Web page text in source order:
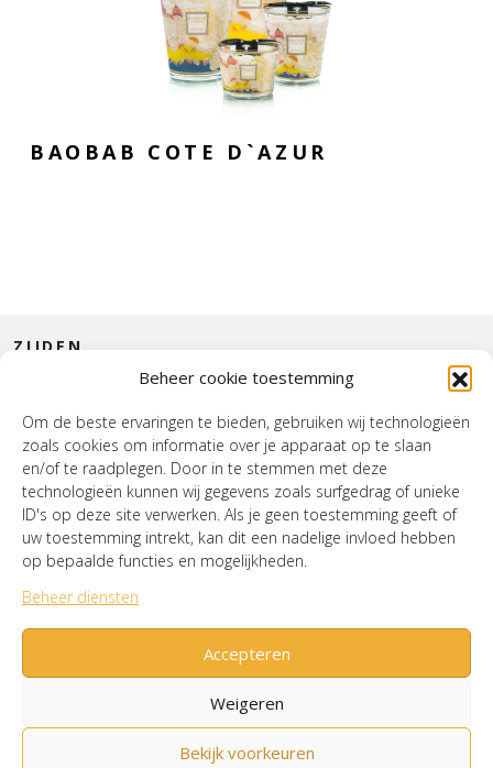
Beheer cookie toestemming
Om de beste ervaringen te bieden, gebruiken wij technologieën
zoals cookies om informatie over je apparaat op te slaan
en/of te raadplegen. Door in te stemmen met deze
technologieën kunnen wij gegevens zoals surfgedrag of unieke
ID's op deze site verwerken. Als je geen toestemming geeft of
uw toestemming intrekt, kan dit een nadelige invloed hebben
op bepaalde functies en mogelijkheden.
Beheer diensten
Accepteren
Weigeren
Bekijk voorkeuren
BAOBAB COTE D`AZUR
HOUSE OF WURPEL
OPENINGSTIJDEN
ZIJDEN
INTERIEUR
Verzenden & RetournerenCookiebeleid (EU)
Mijn account
© House of Wurpel 2026 - Proudly made by